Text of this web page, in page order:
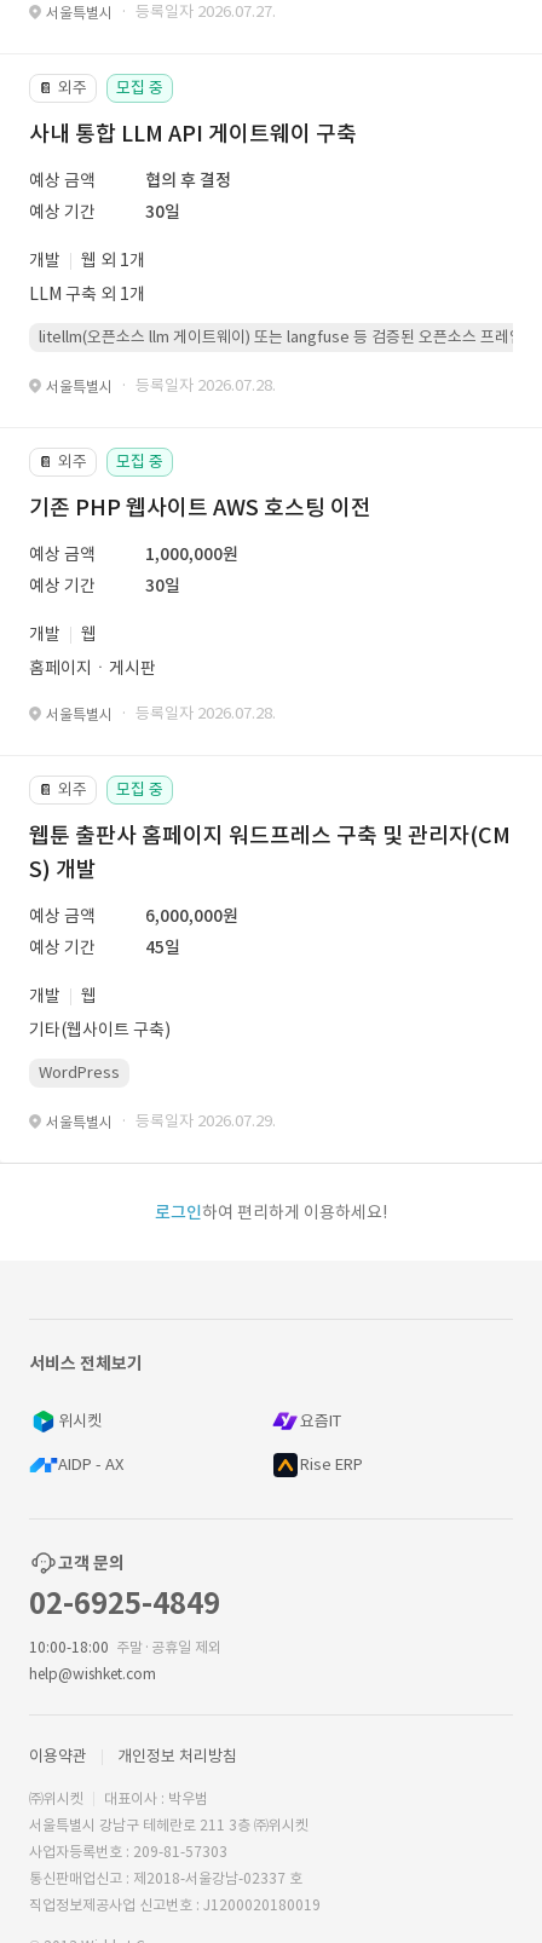
서울특별시 · 등록일자 2026.07.27.
📔 외주 모집 중
사내 통합 LLM API 게이트웨이 구축
예상 금액
협의 후 결정
예상 기간
30일
개발
웹 외 1개
LLM 구축 외 1개
litellm(오픈소스 llm 게이트웨이) 또는 langfuse 등 검증된 오픈소스 프레임워
서울특별시 · 등록일자 2026.07.28.
📔 외주 모집 중
기존 PHP 웹사이트 AWS 호스팅 이전
예상 금액
1,000,000원
예상 기간
30일
개발
웹
홈페이지ㆍ게시판
서울특별시 · 등록일자 2026.07.28.
📔 외주 모집 중
웹툰 출판사 홈페이지 워드프레스 구축 및 관리자(CM
S) 개발
예상 금액
6,000,000원
예상 기간
45일
개발
웹
기타(웹사이트 구축)
WordPress
서울특별시 · 등록일자 2026.07.29.
로그인하여 편리하게 이용하세요!
서비스 전체보기
위시켓 요즘IT
AIDP - AX Rise ERP
고객 문의
02-6925-4849
10:00-18:00 주말·공휴일 제외
help@wishket.com
이용약관 개인정보 처리방침
㈜위시켓
대표이사 : 박우범
서울특별시 강남구 테헤란로 211 3층 ㈜위시켓
사업자등록번호 : 209-81-57303
통신판매업신고 : 제2018-서울강남-02337 호
직업정보제공사업 신고번호 : J1200020180019